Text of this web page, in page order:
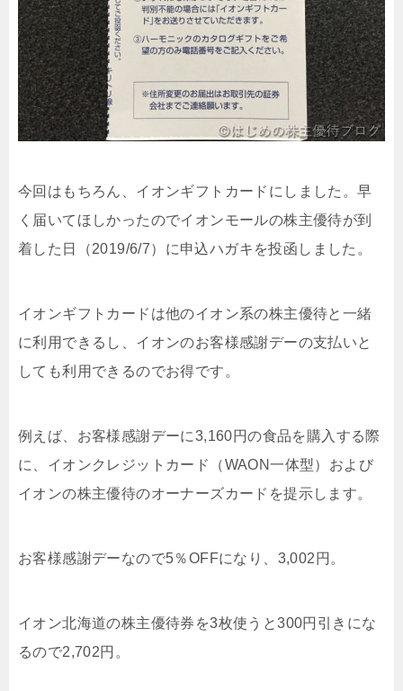
今回はもちろん、イオンギフトカードにしました。早
く届いてほしかったのでイオンモールの株主優待が到
着した日（2019/6/7）に申込ハガキを投函しました。
イオンギフトカードは他のイオン系の株主優待と一緒
に利用できるし、イオンのお客様感謝デーの支払いと
しても利用できるのでお得です。
例えば、お客様感謝デーに3,160円の食品を購入する際
に、イオンクレジットカード（WAON一体型）および
イオンの株主優待のオーナーズカードを提示します。
お客様感謝デーなので5％OFFになり、3,002円。
イオン北海道の株主優待券を3枚使うと300円引きにな
るので2,702円。